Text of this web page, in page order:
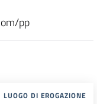
pp
LUOGO DI EROGAZIONE